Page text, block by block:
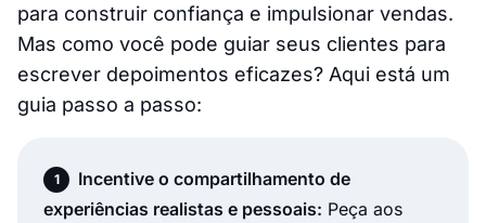
para construir confiança e impulsionar vendas.
Mas como você pode guiar seus clientes para
escrever depoimentos eficazes? Aqui está um
guia passo a passo:
Incentive o compartilhamento de
experiências realistas e pessoais: Peça aos